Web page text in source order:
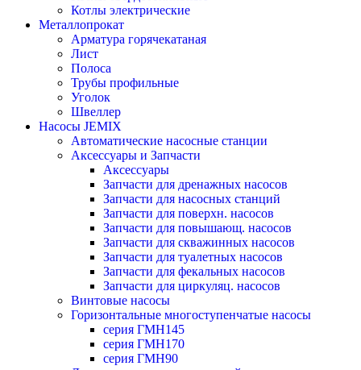
Котлы электрические
Металлопрокат
Арматура горячекатаная
Лист
Полоса
Трубы профильные
Уголок
Швеллер
Насосы JEMIX
Автоматические насосные станции
Аксессуары и Запчасти
Аксессуары
Запчасти для дренажных насосов
Запчасти для насосных станций
Запчасти для поверхн. насосов
Запчасти для повышающ. насосов
Запчасти для скважинных насосов
Запчасти для туалетных насосов
Запчасти для фекальных насосов
Запчасти для циркуляц. насосов
Винтовые насосы
Горизонтальные многоступенчатые насосы
серия ГМН145
серия ГМН170
серия ГМН90